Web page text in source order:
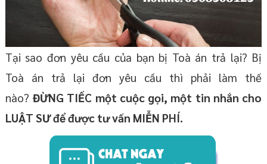
Tại sao đơn yêu cầu của bạn bị Toà án trả lại? Bị
Toà án trả lại đơn yêu cầu thì phải làm thế
nào?ĐỪNG TIẾC một cuộc gọi, một tin nhắn cho
LUẬT SƯ để được tư vấn MIỄN PHÍ.